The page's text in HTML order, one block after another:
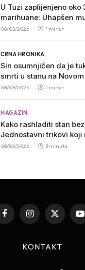
U Tuzi zaplijenjeno oko
marihuane: Uhapšen
08/08/2026 1 minut
CRNA HRONIKA
Sin osumnjičen da je
smrti u stanu na
08/08/2026 1 minut
MAGAZIN
Kako rashladiti stan
Jednostavni trikovi koji
veliku razliku
08/08/2026 3 minuta
FacebookInstagram
X
KONTAKT